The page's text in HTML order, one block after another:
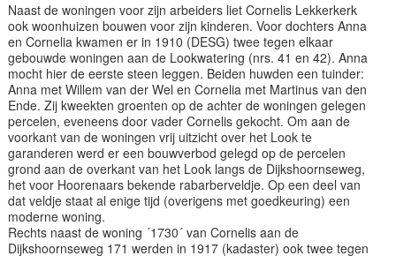
Naast de woningen voor zijn arbeiders liet Cornelis Lekkerkerk
ook woonhuizen bouwen voor zijn kinderen. Voor dochters Anna
en Cornelia kwamen er in 1910 (DESG) twee tegen elkaar
gebouwde woningen aan de Lookwatering (nrs. 41 en 42). Anna
mocht hier de eerste steen leggen. Beiden huwden een tuinder:
Anna met Willem van der Wel en Cornelia met Martinus van den
Ende. Zij kweekten groenten op de achter de woningen gelegen
percelen, eveneens door vader Cornelis gekocht. Om aan de
voorkant van de woningen vrij uitzicht over het Look te
garanderen werd er een bouwverbod gelegd op de percelen
grond aan de overkant van het Look langs de Dijkshoornseweg,
het voor Hoorenaars bekende rabarberveldje. Op een deel van
dat veldje staat al enige tijd (overigens met goedkeuring) een
moderne woning.
Rechts naast de woning ´1730´ van Cornelis aan de
Dijkshoornseweg 171 werden in 1917 (kadaster) ook twee tegen